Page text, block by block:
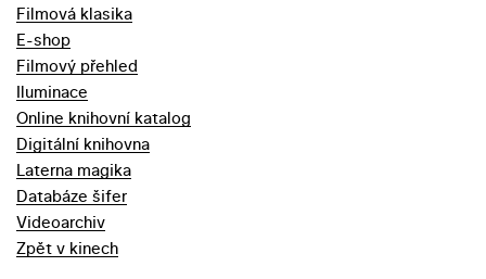
Filmová klasika
E-shop
Filmový přehled
Iluminace
Online knihovní katalog
Digitální knihovna
Laterna magika
Databáze šifer
Videoarchiv
Zpět v kinech